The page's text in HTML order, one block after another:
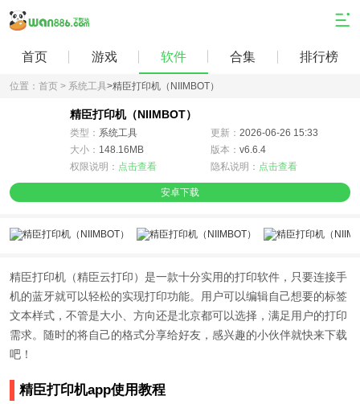
首页 游戏 软件 合集 排行榜
位置： 首页 > 系统工具>精臣打印机（NIIMBOT）
精臣打印机（NIIMBOT）
类型： 系统工具 更新： 2026-06-26 15:33
大小： 148.16MB 版本： v6.6.4
权限说明： 点击查看 隐私说明： 点击查看
安卓下载
精臣打印机（精臣云打印）是一款十分实用的打印软件，只要连接手
机的蓝牙就可以轻松的实现打印功能。用户可以编辑自己想要的标签
文本样式，不管是大小、方向还是北京都可以选择，满足用户的打印
需求。随时的将自己的格式分享给好友，感兴趣的小伙伴就快来下载
吧！
精臣打印机app使用教程